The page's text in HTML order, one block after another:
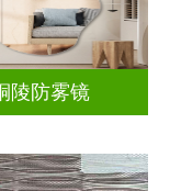
陵防雾镜